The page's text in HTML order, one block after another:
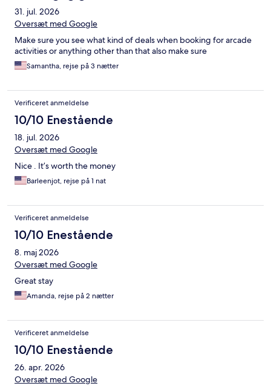
31. jul. 2026
Oversæt med Google
Make sure you see what kind of deals when booking for arcade
activities or anything other than that also make sure
Samantha, rejse på 3 nætter
Verificeret anmeldelse
10/10 Enestående
18. jul. 2026
Oversæt med Google
Nice . It’s worth the money
Barleenjot, rejse på 1 nat
Verificeret anmeldelse
10/10 Enestående
8. maj 2026
Oversæt med Google
Great stay
Amanda, rejse på 2 nætter
Verificeret anmeldelse
10/10 Enestående
26. apr. 2026
Oversæt med Google